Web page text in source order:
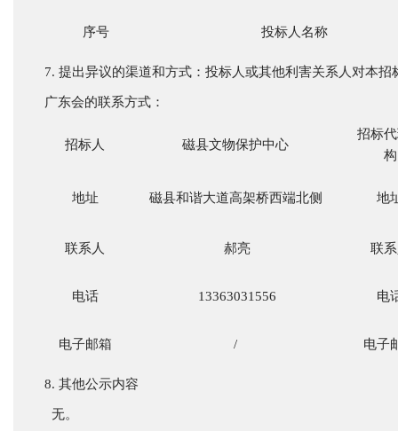
序号 投标人名称
7. 提出异议的渠道和方式：投标人或其他利害关系人对本
广东会的联系方式：
招标人 磁县文物保护中心
招标
构
地址 磁县和谐大道高架桥西端北侧 地
联系人 郝亮 联
电话 13363031556 电
电子邮箱 / 电子
8. 其他公示内容
无。